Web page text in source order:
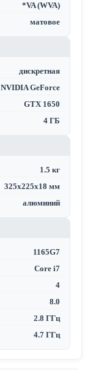
*VA (WVA)
матовое
дискретная
NVIDIA GeForce
GTX 1650
4 ГБ
1.5 кг
325x225x18 мм
алюминий
1165G7
Core i7
4
8.0
2.8 ГГц
4.7 ГГц